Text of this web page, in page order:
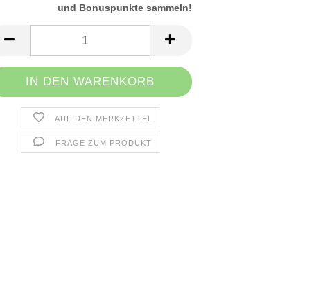
und Bonuspunkte sammeln!
AUF DEN MERKZETTEL
FRAGE ZUM PRODUKT